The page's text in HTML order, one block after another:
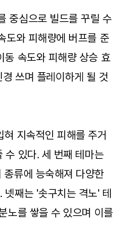
중심으로 빌드를 꾸릴 수
도와 피해량에 버프를 준
동 속도와 피해량 상승 효
쓰며 플레이하게 될 것
지속적인 피해를 주거
수 있다. 세 번째 테마는
류에 능숙해져 다양한
넷째는 '솟구치는 격노' 테
노를 쌓을 수 있으며 이를